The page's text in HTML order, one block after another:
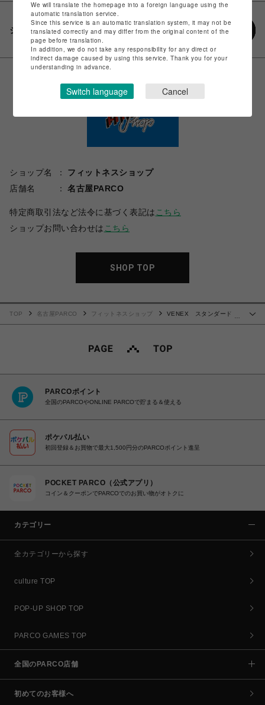
シェアする
ショップ名
フィットネスショップ
店舗名
名古屋PARCO
特定商取引法など法令に基づく表記は こちら
ショップお問い合わせは こちら
SHOP TOP
TOP 名古屋PARCO フィットネスショップ
VENEX スタンダードド
PARCOポイント
全国のPARCOやONLINE PARCOで貯まる＆使える
ポケパル払い
初回登録＆お買物で最大1,500円分のPARCOポイント進呈
POCKET PARCO（公式アプリ）
コイン＆クーポンでPARCOでのお買い物がオトクに
カテゴリー
全カテゴリーから探す
culture TOP
POP-UP SHOP TOP
PARCO GAMES TOP
全国のPARCO店舗
初めてのお客様へ
We will translate the homepage into a foreign language using the
automatic translation service.
Since this service is an automatic translation system, it may not be
translated correctly and may differ from the original content of the
page before translation.
In addition, we do not take any responsibility for any direct or
indirect damage caused by using this service. Thank you for your
understanding in advance.
Switch language Cancel